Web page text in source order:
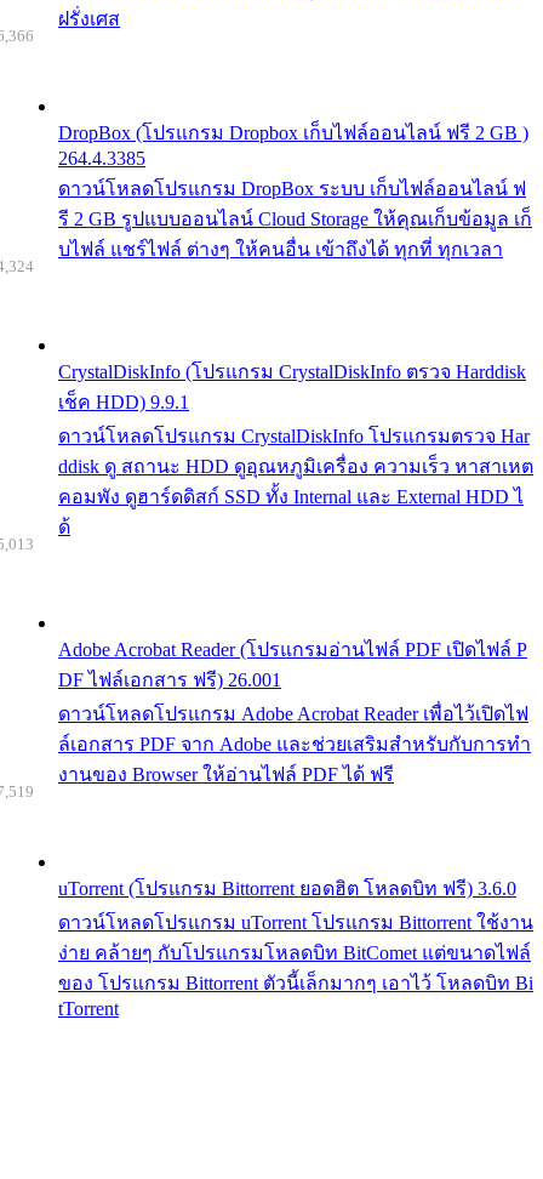
ฝรั่งเศส
DropBox (โปรแกรม Dropbox เก็บไฟล์ออนไลน์ ฟรี 2 GB )
264.4.3385
ดาวน์โหลดโปรแกรม DropBox ระบบ เก็บไฟล์ออนไลน์ ฟ
รี 2 GB รูปแบบออนไลน์ Cloud Storage ให้คุณเก็บข้อมูล เก็
บไฟล์ แชร์ไฟล์ ต่างๆ ให้คนอื่น เข้าถึงได้ ทุกที่ ทุกเวลา
CrystalDiskInfo (โปรแกรม CrystalDiskInfo ตรวจ Harddisk
เช็ค HDD) 9.9.1
ดาวน์โหลดโปรแกรม CrystalDiskInfo โปรแกรมตรวจ Har
ddisk ดู สถานะ HDD ดูอุณหภูมิเครื่อง ความเร็ว หาสาเหต
คอมพัง ดูฮาร์ดดิสก์ SSD ทั้ง Internal และ External HDD ไ
ด้
Adobe Acrobat Reader (โปรแกรมอ่านไฟล์ PDF เปิดไฟล์ P
DF ไฟล์เอกสาร ฟรี) 26.001
ดาวน์โหลดโปรแกรม Adobe Acrobat Reader เพื่อไว้เปิดไฟ
ล์เอกสาร PDF จาก Adobe และช่วยเสริมสำหรับกับการทำ
งานของ Browser ให้อ่านไฟล์ PDF ได้ ฟรี
uTorrent (โปรแกรม Bittorrent ยอดฮิต โหลดบิท ฟรี) 3.6.0
ดาวน์โหลดโปรแกรม uTorrent โปรแกรม Bittorrent ใช้งาน
ง่าย คล้ายๆ กับโปรแกรมโหลดบิท BitComet แต่ขนาดไฟล์
ของ โปรแกรม Bittorrent ตัวนี้เล็กมากๆ เอาไว้ โหลดบิท Bi
tTorrent